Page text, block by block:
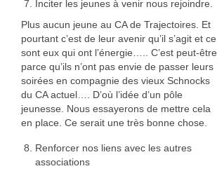
Inciter les jeunes à venir nous rejoindre.
Plus aucun jeune au CA de Trajectoires. Et
pourtant c’est de leur avenir qu’il s’agit et ce
sont eux qui ont l’énergie….. C’est peut-être
parce qu’ils n’ont pas envie de passer leurs
soirées en compagnie des vieux Schnocks
du CA actuel…. D’où l’idée d’un pôle
jeunesse. Nous essayerons de mettre cela
en place. Ce serait une très bonne chose.
Renforcer nos liens avec les autres
associations